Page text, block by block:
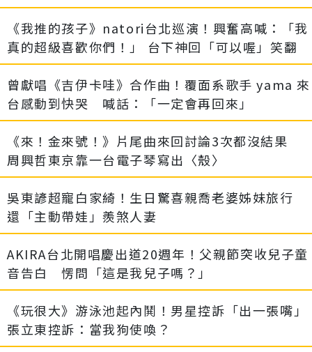
《我推的孩子》natori台北巡演！興奮高喊：「我
真的超級喜歡你們！」 台下神回「可以喔」笑翻
曾獻唱《吉伊卡哇》合作曲！覆面系歌手 yama 來
台感動到快哭 喊話：「一定會再回來」
《來！金來號！》片尾曲來回討論3次都沒結果
周興哲東京靠一台電子琴寫出〈殼〉
吳東諺超寵白家綺！生日驚喜親喬老婆姊妹旅行
還「主動帶娃」羨煞人妻
AKIRA台北開唱慶出道20週年！父親節突收兒子童
音告白 愣問「這是我兒子嗎？」
《玩很大》游泳池起內鬨！男星控訴「出一張嘴」
張立東控訴：當我狗使喚？